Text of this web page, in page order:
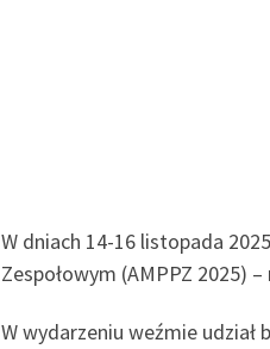
W dniach 14-16 listopada
Zespołowym (AMPPZ 2025)
W wydarzeniu weźmie